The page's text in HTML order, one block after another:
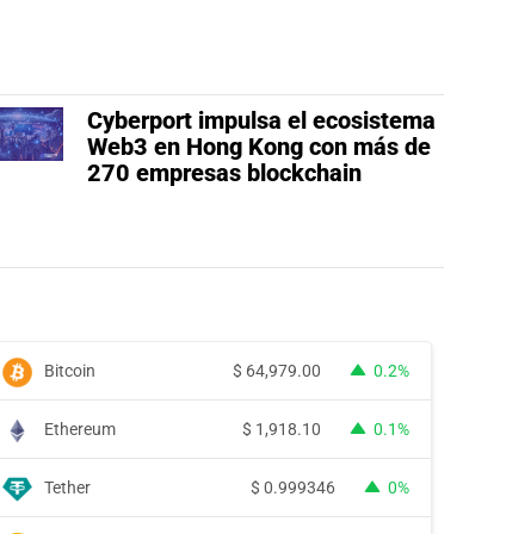
Cyberport impulsa el ecosistema
Web3 en Hong Kong con más de
270 empresas blockchain
Bitcoin $ 64,979.00 0.2%
Ethereum $ 1,918.10 0.1%
Tether $ 0.999346 0%